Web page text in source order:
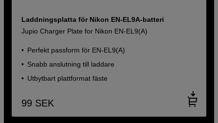
Laddningsplatta för Nikon EN-EL9A-batteri
Jupio Charger Plate for Nikon EN-EL9(A)
Perfekt passform för EN-EL9(A)
Snabb anslutning till laddare
Utbytbart plattformat fäste
99 SEK